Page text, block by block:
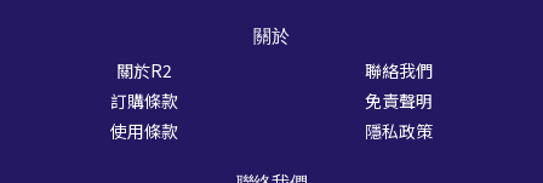
關於
關於R2
聯絡我們
訂購條款
免責聲明
使用條款
隱私政策